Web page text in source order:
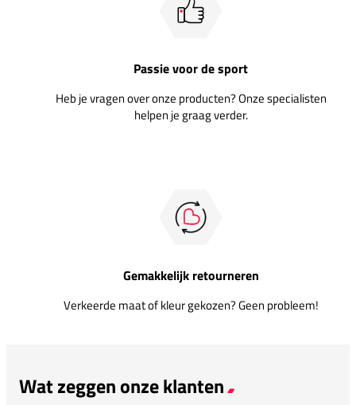
Passie voor de sport
Heb je vragen over onze producten? Onze specialisten
helpen je graag verder.
Gemakkelijk retourneren
Verkeerde maat of kleur gekozen? Geen probleem!
Wat zeggen onze klanten